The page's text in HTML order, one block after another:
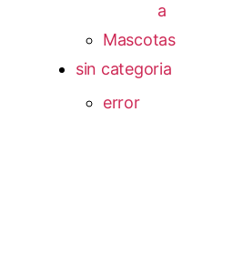
a
Mascotas
sin categoria
error